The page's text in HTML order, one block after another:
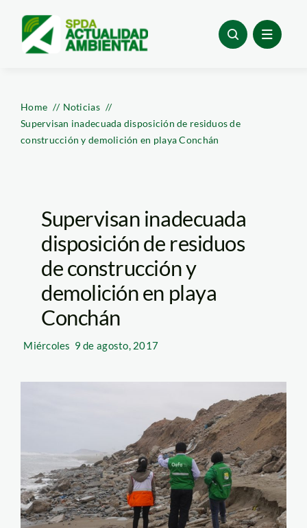
content
Home
Noticias
Supervisan inadecuada disposición de residuos de
construcción y demolición en playa Conchán
Supervisan inadecuada
disposición de residuos
de construcción y
demolición en playa
Conchán
Miércoles 9 de agosto, 2017